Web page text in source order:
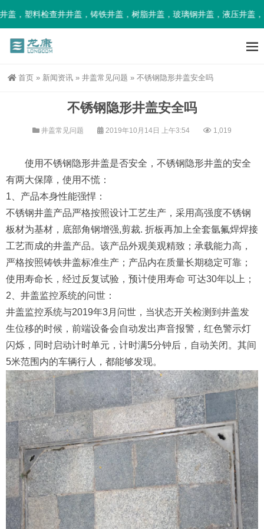
，塑料检查井井盖，铸铁井盖，树脂井盖，玻璃钢井盖，液压井盖，
首页 » 新闻资讯 » 井盖常见问题 » 不锈钢隐形井盖安全吗
不锈钢隐形井盖安全吗
井盖常见问题 2019年10月14日 上午3:54 1,019
使用不锈钢隐形井盖是否安全，不锈钢隐形井盖的安全
有两大保障，使用不慌：
1、产品本身性能强悍：
不锈钢井盖产品严格按照设计工艺生产，采用高强度不锈钢
板材为基材，底部角钢增强,剪裁. 折板再加上全套氩氟焊焊接
工艺而成的井盖产品。该产品外观美观精致；承载能力高，
严格按照铸铁井盖标准生产；产品内在质量长期稳定可靠；
使用寿命长，经过反复试验，预计使用寿命 可达30年以上；
2、井盖监控系统的问世：
井盖监控系统与2019年3月问世，当状态开关检测到井盖发
生位移的时候，前端设备会自动发出声音报警，红色警示灯
闪烁，同时启动计时单元，计时满5分钟后，自动关闭。其间
5米范围内的车辆行人，都能够发现。